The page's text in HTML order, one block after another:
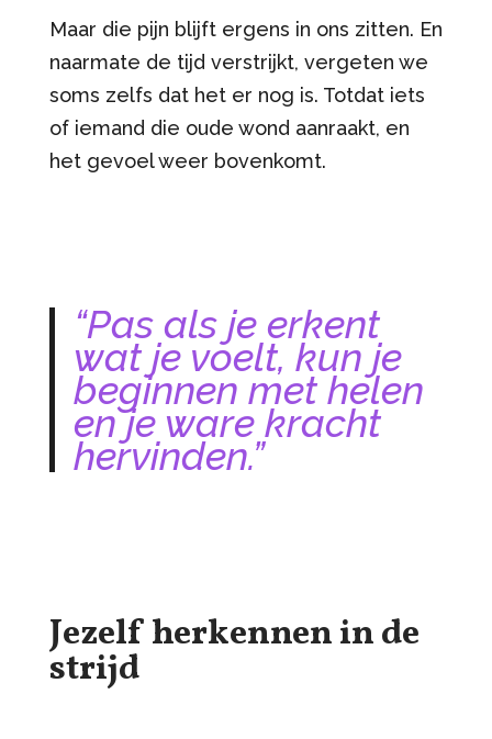
Maar die pijn blijft ergens in ons zitten. En
naarmate de tijd verstrijkt, vergeten we
soms zelfs dat het er nog is. Totdat iets
of iemand die oude wond aanraakt, en
het gevoel weer bovenkomt.
“Pas als je erkent
wat je voelt, kun je
beginnen met helen
en je ware kracht
hervinden.”
Jezelf herkennen in de
strijd